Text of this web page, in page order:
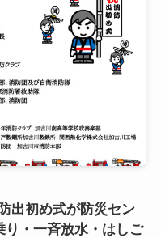
出初め式が防災セン
り・一斉放水・はしご